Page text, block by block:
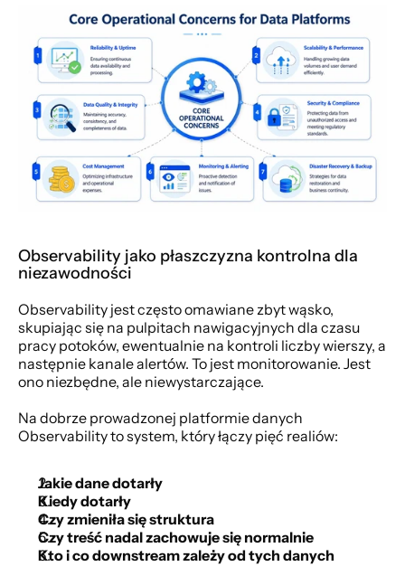
Observability jako płaszczyzna kontrolna dla
niezawodności
Observability jest często omawiane zbyt wąsko,
skupiając się na pulpitach nawigacyjnych dla czasu
pracy potoków, ewentualnie na kontroli liczby wierszy, a
następnie kanale alertów. To jest monitorowanie. Jest
ono niezbędne, ale niewystarczające.
Na dobrze prowadzonej platformie danych
Observability to system, który łączy pięć realiów:
Jakie dane dotarły
Kiedy dotarły
Czy zmieniła się struktura
Czy treść nadal zachowuje się normalnie
Kto i co downstream zależy od tych danych